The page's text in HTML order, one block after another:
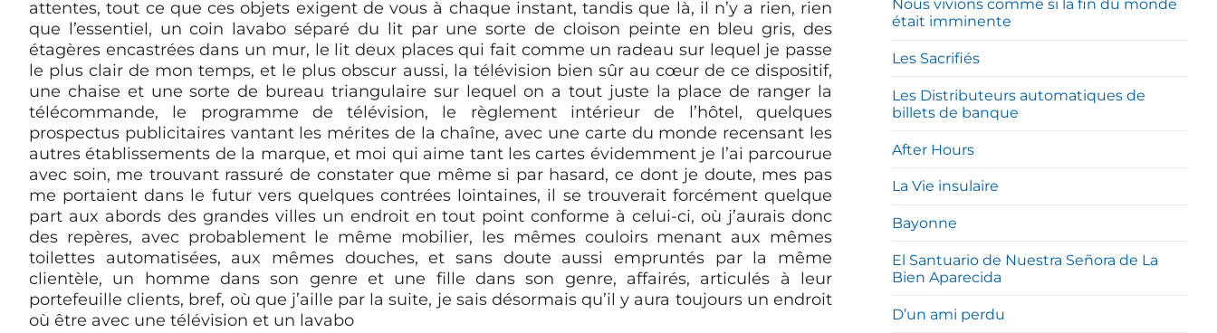
attentes, tout ce que ces objets exigent de vous à chaque instant, tandis que là, il n’y a rien, rien
que l’essentiel, un coin lavabo séparé du lit par une sorte de cloison peinte en bleu gris, des
étagères encastrées dans un mur, le lit deux places qui fait comme un radeau sur lequel je passe
le plus clair de mon temps, et le plus obscur aussi, la télévision bien sûr au cœur de ce dispositif,
une chaise et une sorte de bureau triangulaire sur lequel on a tout juste la place de ranger la
télécommande, le programme de télévision, le règlement intérieur de l’hôtel, quelques
prospectus publicitaires vantant les mérites de la chaîne, avec une carte du monde recensant les
autres établissements de la marque, et moi qui aime tant les cartes évidemment je l’ai parcourue
avec soin, me trouvant rassuré de constater que même si par hasard, ce dont je doute, mes pas
me portaient dans le futur vers quelques contrées lointaines, il se trouverait forcément quelque
part aux abords des grandes villes un endroit en tout point conforme à celui-ci, où j’aurais donc
des repères, avec probablement le même mobilier, les mêmes couloirs menant aux mêmes
toilettes automatisées, aux mêmes douches, et sans doute aussi empruntés par la même
clientèle, un homme dans son genre et une fille dans son genre, affairés, articulés à leur
portefeuille clients, bref, où que j’aille par la suite, je sais désormais qu’il y aura toujours un endroit
où être avec une télévision et un lavabo
Nous vivions comme si la fin du monde
était imminente
Les Sacrifiés
Les Distributeurs automatiques de
billets de banque
After Hours
La Vie insulaire
Bayonne
El Santuario de Nuestra Señora de La
Bien Aparecida
D’un ami perdu